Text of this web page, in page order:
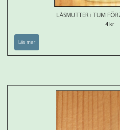
LÅSMUTTER i TUM
4 kr
Läs mer